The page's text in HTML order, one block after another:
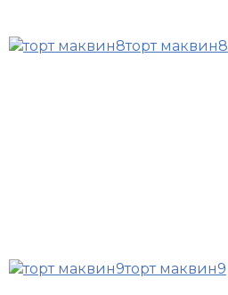
торт маквин8
торт маквин9